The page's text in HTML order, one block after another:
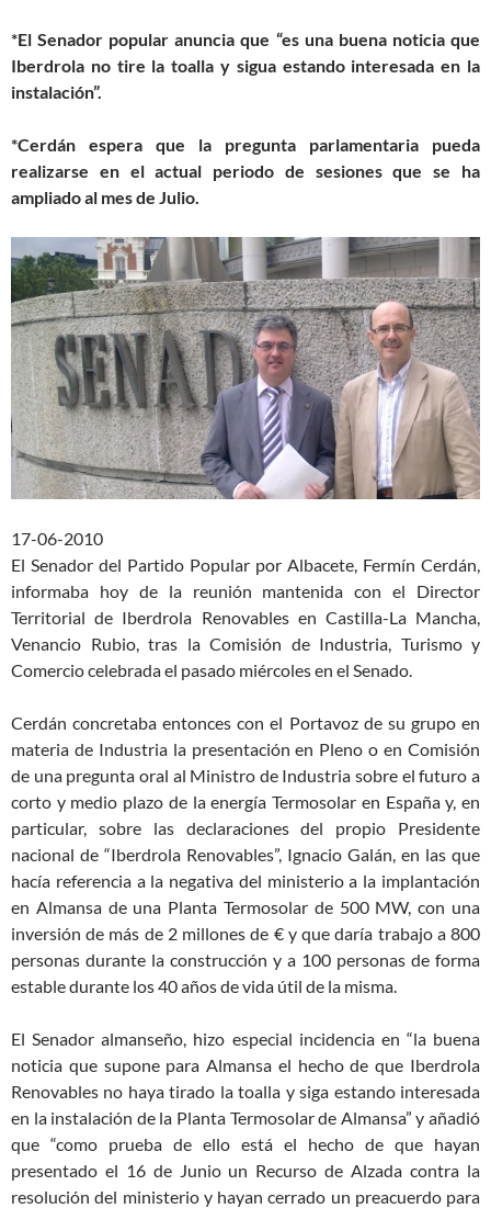
*El Senador popular anuncia que “es una buena noticia que
Iberdrola no tire la toalla y sigua estando interesada en la
instalación”.
*Cerdán espera que la pregunta parlamentaria pueda
realizarse en el actual periodo de sesiones que se ha
ampliado al mes de Julio.
17-06-2010
El Senador del Partido Popular por Albacete, Fermín Cerdán,
informaba hoy de la reunión mantenida con el Director
Territorial de Iberdrola Renovables en Castilla-La Mancha,
Venancio Rubio, tras la Comisión de Industria, Turismo y
Comercio celebrada el pasado miércoles en el Senado.
Cerdán concretaba entonces con el Portavoz de su grupo en
materia de Industria la presentación en Pleno o en Comisión
de una pregunta oral al Ministro de Industria sobre el futuro a
corto y medio plazo de la energía Termosolar en España y, en
particular, sobre las declaraciones del propio Presidente
nacional de “Iberdrola Renovables”, Ignacio Galán, en las que
hacía referencia a la negativa del ministerio a la implantación
en Almansa de una Planta Termosolar de 500 MW, con una
inversión de más de 2 millones de € y que daría trabajo a 800
personas durante la construcción y a 100 personas de forma
estable durante los 40 años de vida útil de la misma.
El Senador almanseño, hizo especial incidencia en “la buena
noticia que supone para Almansa el hecho de que Iberdrola
Renovables no haya tirado la toalla y siga estando interesada
en la instalación de la Planta Termosolar de Almansa” y añadió
que “como prueba de ello está el hecho de que hayan
presentado el 16 de Junio un Recurso de Alzada contra la
resolución del ministerio y hayan cerrado un preacuerdo para